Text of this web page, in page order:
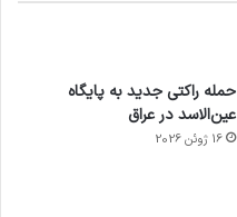
حمله راکتی جدید به پایگاه
عین‌الاسد در عراق
16 ژوئن 2026